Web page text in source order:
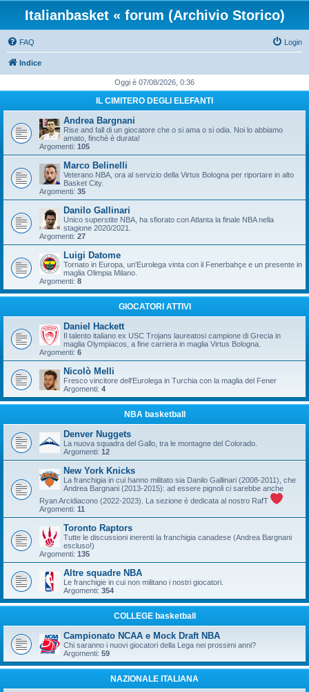
Italianbasket « forum (Archivio Storico)
FAQ Login
Indice
Oggi è 07/08/2026, 0:36
IL CIMITERO DEGLI ELEFANTI
Andrea Bargnani
Rise and fall di un giocatore che o si ama o si odia. Noi lo abbiamo
amato, finchè è durata!
Argomenti: 105
Marco Belinelli
Veterano NBA, ora al servizio della Virtus Bologna per riportare in alto
Basket City.
Argomenti: 35
Danilo Gallinari
Unico superstite NBA, ha sfiorato con Atlanta la finale NBA nella
stagione 2020/2021.
Argomenti: 27
Luigi Datome
Tornato in Europa, un'Eurolega vinta con il Fenerbahçe e un presente in
maglia Olimpia Milano.
Argomenti: 8
GIOCATORI ATTIVI
Daniel Hackett
Il talento italiano ex USC Trojans laureatosi campione di Grecia in
maglia Olympiacos, a fine carriera in maglia Virtus Bologna.
Argomenti: 6
Nicolò Melli
Fresco vincitore dell'Eurolega in Turchia con la maglia del Fener
Argomenti: 4
NBA basketball
Denver Nuggets
La nuova squadra del Gallo, tra le montagne del Colorado.
Argomenti: 12
New York Knicks
La franchigia in cui hanno militato sia Danilo Gallinari (2008-2011), che
Andrea Bargnani (2013-2015): ad essere pignoli ci sarebbe anche
Ryan Arcidiacono (2022-2023). La sezione è dedicata al nostro RafT
Argomenti: 11
Toronto Raptors
Tutte le discussioni inerenti la franchigia canadese (Andrea Bargnani
escluso!)
Argomenti: 135
Altre squadre NBA
Le franchigie in cui non militano i nostri giocatori.
Argomenti: 354
COLLEGE basketball
Campionato NCAA e Mock Draft NBA
Chi saranno i nuovi giocatori della Lega nei prossimi anni?
Argomenti: 59
NAZIONALE ITALIANA